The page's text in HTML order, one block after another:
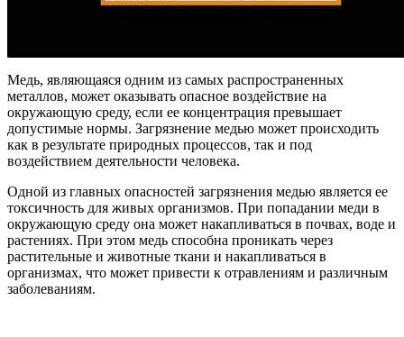
Медь, являющаяся одним из самых распространенных
металлов, может оказывать опасное воздействие на
окружающую среду, если ее концентрация превышает
допустимые нормы. Загрязнение медью может происходить
как в результате природных процессов, так и под
воздействием деятельности человека.
Одной из главных опасностей загрязнения медью является ее
токсичность для живых организмов. При попадании меди в
окружающую среду она может накапливаться в почвах, воде и
растениях. При этом медь способна проникать через
растительные и животные ткани и накапливаться в
организмах, что может привести к отравлениям и различным
заболеваниям.